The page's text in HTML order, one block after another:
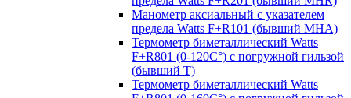
Манометр аксиальный с указателем
предела Watts F+R101 (бывший MHA)
Термометр биметаллический Watts
F+R801 (0-120С°) с погружной гильзой
(бывший T)
Термометр биметаллический Watts